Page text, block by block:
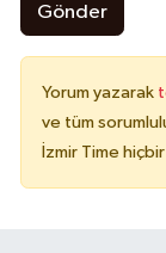
Gönder
Yorum yazarak
ve tüm
İzmir Time